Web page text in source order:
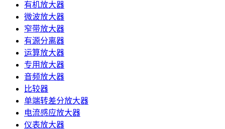
有机放大器
微波放大器
窄带放大器
有源分离器
运算放大器
专用放大器
音频放大器
比较器
单端转差分放大器
电流感应放大器
仪表放大器